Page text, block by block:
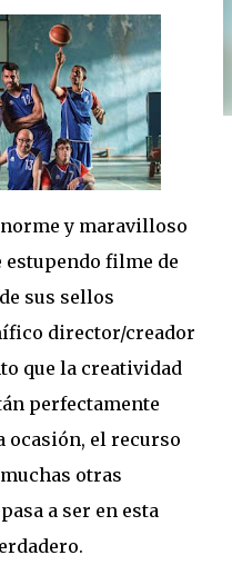
y maravilloso
estupendo filme de
sus sellos
director/creador
que la creatividad
perfectamente
ocasión, el recurso
otras
a ser en esta